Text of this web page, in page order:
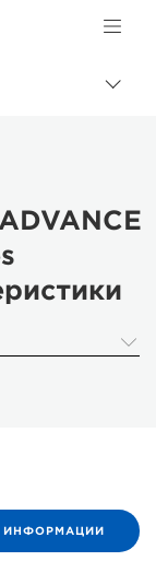
Logo, back to
ИНФОРМАЦИИ